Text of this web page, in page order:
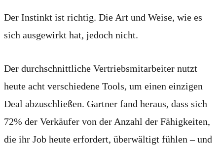
Der Instinkt ist richtig. Die Art und Weise, wie es
sich ausgewirkt hat, jedoch nicht.
Der durchschnittliche Vertriebsmitarbeiter nutzt
heute acht verschiedene Tools, um einen einzigen
Deal abzuschließen. Gartner fand heraus, dass sich
72% der Verkäufer von der Anzahl der Fähigkeiten,
die ihr Job heute erfordert, überwältigt fühlen – und